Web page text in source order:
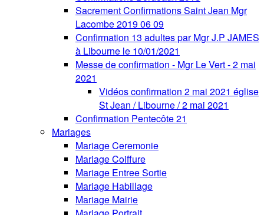
Sacrement Confirmations Saint Jean Mgr
Lacombe 2019 06 09
Confirmation 13 adultes par Mgr J.P JAMES
à Libourne le 10/01/2021
Messe de confirmation - Mgr Le Vert - 2 mai
2021
Vidéos confirmation 2 mai 2021 église
St Jean / Libourne / 2 mai 2021
Confirmation Pentecôte 21
Mariages
Mariage Ceremonie
Mariage Coiffure
Mariage Entree Sortie
Mariage Habillage
Mariage Mairie